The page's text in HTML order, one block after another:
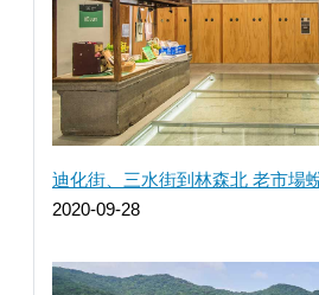
迪化街、三水街到林森北 老市場
2020-09-28